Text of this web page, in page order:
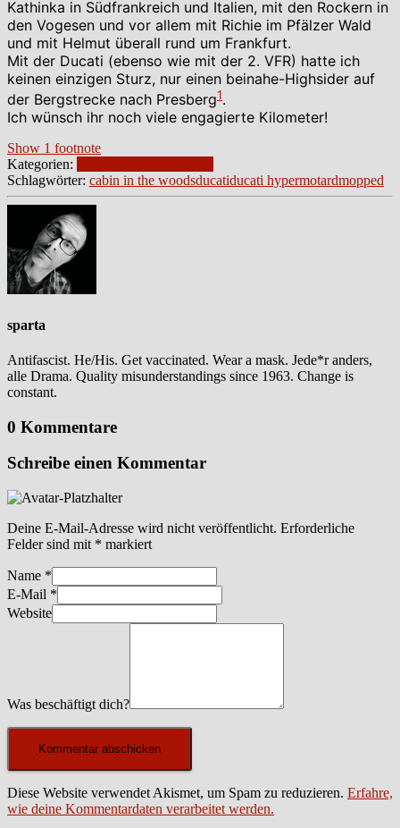
Kathinka in Südfrankreich und Italien, mit den Rockern in
den Vogesen und vor allem mit Richie im Pfälzer Wald
und mit Helmut überall rund um Frankfurt.
Mit der Ducati (ebenso wie mit der 2. VFR) hatte ich
keinen einzigen Sturz, nur einen beinahe-Highsider auf
der Bergstrecke nach Presberg1.
Ich wünsch ihr noch viele engagierte Kilometer!
Show 1 footnote
Kategorien:
Schlagwörter: cabin in the woodsducatiducati hypermotardmopped
sparta
Antifascist. He/His. Get vaccinated. Wear a mask. Jede*r anders,
alle Drama. Quality misunderstandings since 1963. Change is
constant.
0 Kommentare
Schreibe einen Kommentar
Deine E-Mail-Adresse wird nicht veröffentlicht. Erforderliche
Felder sind mit * markiert
Name *
E-Mail *
Website
Was beschäftigt dich?
Diese Website verwendet Akismet, um Spam zu reduzieren. Erfahre,
wie deine Kommentardaten verarbeitet werden.